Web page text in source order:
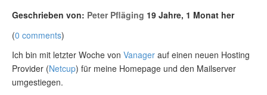
Geschrieben von: Peter Pfläging 19 Jahre, 1 Monat her
(0 comments)
Ich bin mit letzter Woche von Vanager auf einen neuen Hosting
Provider (Netcup) für meine Homepage und den Mailserver
umgestiegen.